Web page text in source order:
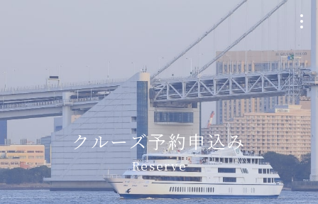
クルージングプラン
Plan
個室貸切・チャーター
Charter
クルーズ予約申込み
Reserve